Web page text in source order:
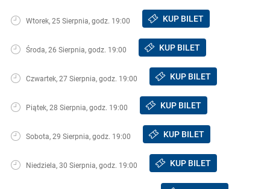
Wtorek, 25 Sierpnia, godz. 19:00 KUP BILET
Środa, 26 Sierpnia, godz. 19:00 KUP BILET
Czwartek, 27 Sierpnia, godz. 19:00 KUP BILET
Piątek, 28 Sierpnia, godz. 19:00 KUP BILET
Sobota, 29 Sierpnia, godz. 19:00 KUP BILET
Niedziela, 30 Sierpnia, godz. 19:00 KUP BILET